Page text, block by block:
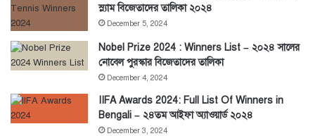
স্ল্যাম বিজেতাদের তালিকা ২০২৪
December 5, 2024
Nobel Prize 2024 : Winners List – ২০২৪ সালের
নোবেল পুরস্কার বিজেতাদের তালিকা
December 4, 2024
IIFA Awards 2024: Full List Of Winners in
Bengali – ২৪তম আইফা অ্যাওয়ার্ড ২০২৪
December 3, 2024